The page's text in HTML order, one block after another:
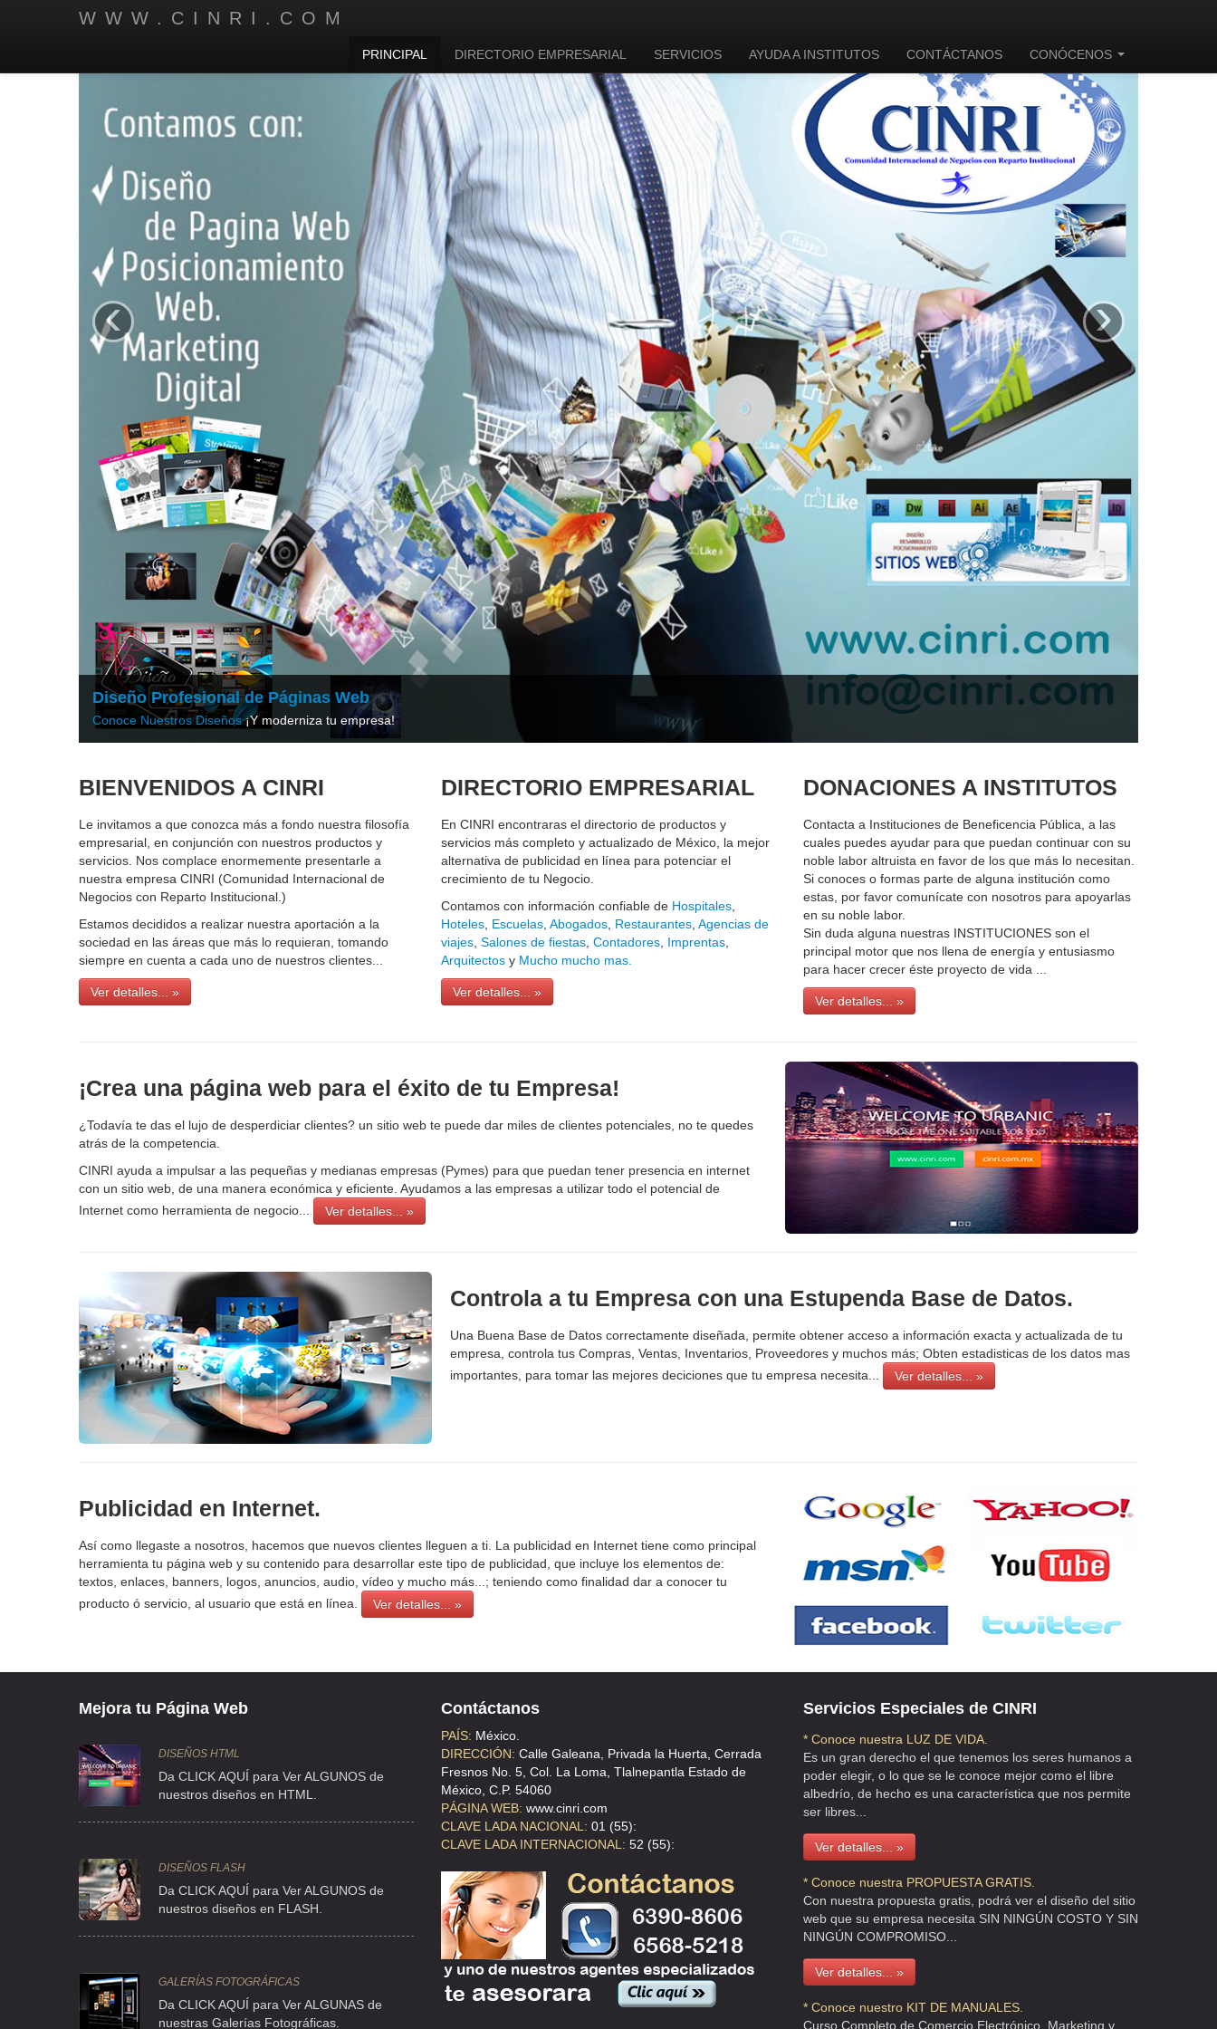
WWW.CINRI.COM
PRINCIPAL DIRECTORIO EMPRESARIAL SERVICIOS AYUDA A INSTITUTOS CONTÁCTANOS CONÓCENOS
Diseño Profesional de Páginas Web
Conoce Nuestros Diseños¡Y moderniza tu empresa!
‹ ›
BIENVENIDOS A CINRI
Le invitamos a que conozca más a fondo nuestra filosofía
empresarial, en conjunción con nuestros productos y
servicios. Nos complace enormemente presentarle a
nuestra empresa CINRI (Comunidad Internacional de
Negocios con Reparto Institucional.)
Estamos decididos a realizar nuestra aportación a la
sociedad en las áreas que más lo requieran, tomando
siempre en cuenta a cada uno de nuestros clientes...
Ver detalles... »
DIRECTORIO EMPRESARIAL
En CINRI encontraras el directorio de productos y
servicios más completo y actualizado de México, la mejor
alternativa de publicidad en línea para potenciar el
crecimiento de tu Negocio.
Contamos con información confiable de Hospitales
Hoteles Escuelas Abogados Restaurantes Agencias de
viajes Salones de fiestas Contadores Imprentas
Arquitectos y Mucho mucho mas.
Ver detalles... »
DONACIONES A INSTITUTOS
Contacta a Instituciones de Beneficencia Pública, a las
cuales puedes ayudar para que puedan continuar con su
noble labor altruista en favor de los que más lo necesitan.
Si conoces o formas parte de alguna institución como
estas, por favor comunícate con nosotros para apoyarlas
en su noble labor.
Sin duda alguna nuestras INSTITUCIONES son el
principal motor que nos llena de energía y entusiasmo
para hacer crecer éste proyecto de vida ...
Ver detalles... »
¡Crea una página web para el éxito de tu Empresa!
¿Todavía te das el lujo de desperdiciar clientes? un sitio web te puede dar miles de clientes potenciales, no te quedes
atrás de la competencia.
CINRI ayuda a impulsar a las pequeñas y medianas empresas (Pymes) para que puedan tener presencia en internet
con un sitio web, de una manera económica y eficiente. Ayudamos a las empresas a utilizar todo el potencial de
Internet como herramienta de negocio...
Ver detalles... »
Controla a tu Empresa con una Estupenda Base de Datos.
Una Buena Base de Datos correctamente diseñada, permite obtener acceso a información exacta y actualizada de tu
empresa, controla tus Compras, Ventas, Inventarios, Proveedores y muchos más; Obten estadisticas de los datos mas
importantes, para tomar las mejores deciciones que tu empresa necesita...
Ver detalles... »
Publicidad en Internet.
Así como llegaste a nosotros, hacemos que nuevos clientes lleguen a ti. La publicidad en Internet tiene como principal
herramienta tu página web y su contenido para desarrollar este tipo de publicidad, que incluye los elementos de:
textos, enlaces, banners, logos, anuncios, audio, vídeo y mucho más...; teniendo como finalidad dar a conocer tu
producto ó servicio, al usuario que está en línea.
Ver detalles... »
Mejora tu Página Web
DISEÑOS HTML
Da CLICK AQUÍ para Ver ALGUNOS de
nuestros diseños en HTML.
DISEÑOS FLASH
Da CLICK AQUÍ para Ver ALGUNOS de
nuestros diseños en FLASH.
GALERÍAS FOTOGRÁFICAS
Da CLICK AQUÍ para Ver ALGUNAS de
nuestras Galerías Fotográficas.
Contáctanos
PAÍS: México.
DIRECCIÓN: Calle Galeana, Privada la Huerta, Cerrada
Fresnos No. 5, Col. La Loma, Tlalnepantla Estado de
México, C.P. 54060
PÁGINA WEB: www.cinri.com
CLAVE LADA NACIONAL: 01 (55):
CLAVE LADA INTERNACIONAL: 52 (55):
Servicios Especiales de CINRI
* Conoce nuestra LUZ DE VIDA.
Es un gran derecho el que tenemos los seres humanos a
poder elegir, o lo que se le conoce mejor como el libre
albedrío, de hecho es una característica que nos permite
ser libres...
Ver detalles... »
* Conoce nuestra PROPUESTA GRATIS.
Con nuestra propuesta gratis, podrá ver el diseño del sitio
web que su empresa necesita SIN NINGÚN COSTO Y SIN
NINGÚN COMPROMISO...
Ver detalles... »
* Conoce nuestro KIT DE MANUALES.
Curso Completo de Comercio Electrónico, Marketing y